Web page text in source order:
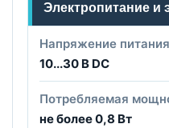
Электропитание и
Напряжение питания
10...30 В DC
Потребляемая
не более 0,8 Вт